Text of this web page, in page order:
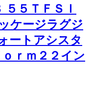
５ＴＦＳＩ
ケージラグジ
トアシスタ
ｒｍ２２イン